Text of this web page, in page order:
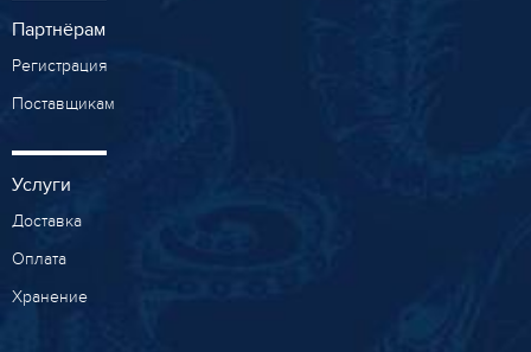
Партнёрам
Регистрация
Поставщикам
Услуги
Доставка
Оплата
Хранение